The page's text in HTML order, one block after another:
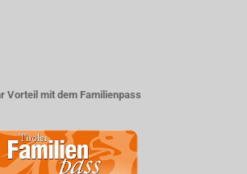
Vorteil mit dem Familienpass